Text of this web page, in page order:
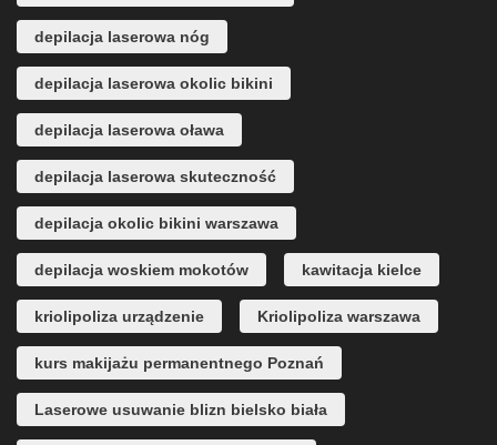
depilacja laserowa nóg
depilacja laserowa okolic bikini
depilacja laserowa oława
depilacja laserowa skuteczność
depilacja okolic bikini warszawa
depilacja woskiem mokotów kawitacja kielce
kriolipoliza urządzenie Kriolipoliza warszawa
kurs makijażu permanentnego Poznań
Laserowe usuwanie blizn bielsko biała